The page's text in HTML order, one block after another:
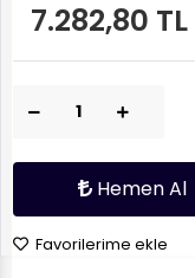
7.282,80 TL
Hemen Al
Favorilerime ekle